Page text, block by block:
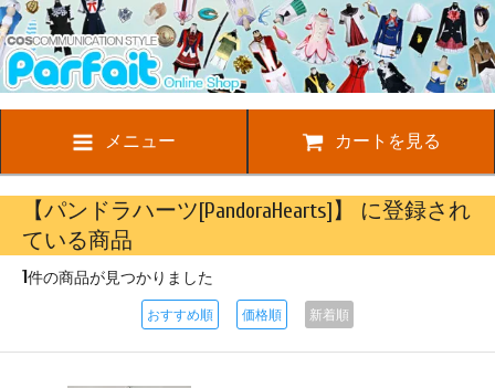
メニュー カートを見る
【パンドラハーツ[PandoraHearts]】 に登録され
ている商品
1件の商品が見つかりました
おすすめ順 価格順 新着順